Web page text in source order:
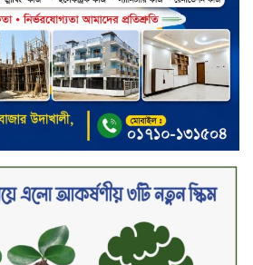
দাবি
ক্যাশলেস বাংলাদেশ বিনির্মাণে
ইসলামী ব্যাংকের উদ্যোগে বাংলা
কিউআর নিয়ে বিশিষ্ট আলেমদের সঙ্গে
মতবিনিময় সভা অনুষ্ঠিত
‘শেখ হাসিনা ডিসেম্বরে ফিরলে গণহত্যার
দায় নিয়ে কারাগারে যাবেন,’ আইনমন্ত্রী
মধ্যরাতে শাহজালাল বিমানবন্দরের
বলাকা লাউঞ্জে অগ্নিকাণ্ড